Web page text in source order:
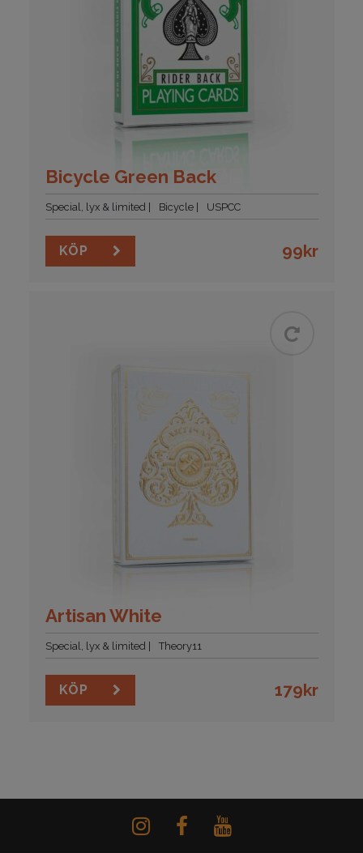
Bicycle Green Back
Special, lyx & limited Bicycle USPCC
KÖP 99kr
Artisan White
Special, lyx & limited Theory11
KÖP 179kr